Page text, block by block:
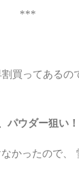
***
買ってあるの
パウダー狙い！
かったので、